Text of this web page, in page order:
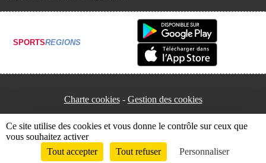
SPORTSREGIONS
Charte cookies Gestion des cookies
Envie de participer ? Connexion
Ce site utilise des cookies et vous donne le contrôle sur ceux que
vous souhaitez activer
Tout accepter
Tout refuser Personnaliser